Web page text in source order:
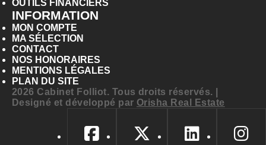
OUTILS FINANCIERS
INFORMATION
MON COMPTE
MA SÉLECTION
CONTACT
NOS HONORAIRES
MENTIONS LÉGALES
PLAN DU SITE
2026 Cabinet Folliot. Tous droits réservés. |
Designé et développé par Orisha Real Estate